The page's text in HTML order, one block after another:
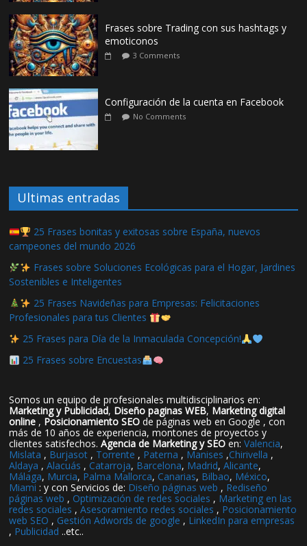
Frases sobre Trading con sus hashtags y
emoticonos
3 Comments
Configuración de la cuenta en Facebook
No Comments
Ultimas entradas
25 Frases bonitas y exitosas sobre España, nuevos
campeones del mundo 2026
Frases sobre Soluciones Ecológicas para el Hogar, Jardines
Sostenibles e Inteligentes
25 Frases Navideñas para Empresas: Felicitaciones
Profesionales para tus Clientes
25 Frases para Día de la Inmaculada Concepción!
25 Frases sobre Encuestas
Somos un equipo de profesionales multidisciplinarios en:
Marketing y Publicidad, Diseño paginas WEB, Marketing digital
online , Posicionamiento SEO de páginas web en Google , con
más de 10 años de experiencia, montones de proyectos y
clientes satisfechos.Agencia de Marketing y SEO en:Valencia,
Mislata , Burjasot , Torrente , Paterna , Manises ,Chirivella ,
Aldaya ,Alacuás , Catarroja, Barcelona, Madrid,Alicante,
Málaga, Murcia, Palma Mallorca, Canarias, Bilbao, México,
Miami : y con Servicios de: Diseño páginas web , Rediseño
páginas web , Optimización de redes sociales , Marketing en las
redes sociales ,Asesoramiento redes sociales , Posicionamiento
web SEO , Gestión Adwords de google , LinkedIn para empresas
, Publicidad ..etc..